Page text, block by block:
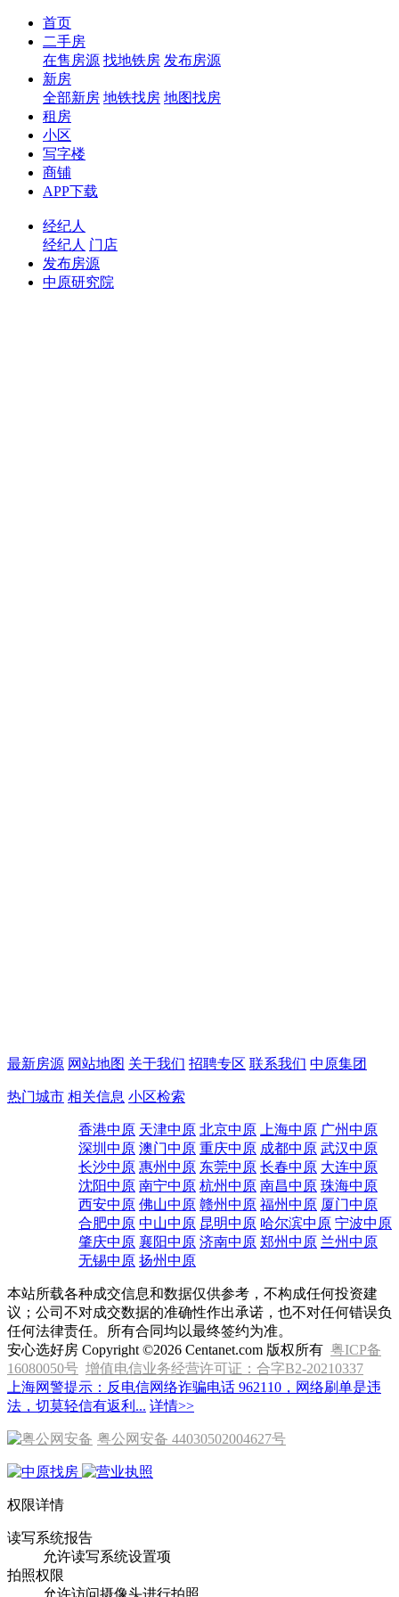
首页
二手房
在售房源 找地铁房 发布房源
新房
全部新房 地铁找房 地图找房
租房
小区
写字楼
商铺
APP下载
经纪人
经纪人 门店
发布房源
中原研究院
最新房源 网站地图 关于我们 招聘专区 联系我们 中原集团
热门城市 相关信息 小区检索
香港中原 天津中原 北京中原 上海中原 广州中原
深圳中原 澳门中原 重庆中原 成都中原 武汉中原
长沙中原 惠州中原 东莞中原 长春中原 大连中原
沈阳中原 南宁中原 杭州中原 南昌中原 珠海中原
西安中原 佛山中原 赣州中原 福州中原 厦门中原
合肥中原 中山中原 昆明中原 哈尔滨中原 宁波中原
肇庆中原 襄阳中原 济南中原 郑州中原 兰州中原
无锡中原 扬州中原
本站所载各种成交信息和数据仅供参考，不构成任何投资建
议；公司不对成交数据的准确性作出承诺，也不对任何错误负
任何法律责任。所有合同均以最终签约为准。
安心选好房 Copyright ©2026 Centanet.com 版权所有 粤ICP备
16080050号 增值电信业务经营许可证：合字B2-20210337
上海网警提示：反电信网络诈骗电话 962110，网络刷单是违
法，切莫轻信有返利... 详情>>
粤公网安备 44030502004627号
权限详情
读写系统报告
允许读写系统设置项
拍照权限
允许访问摄像头进行拍照